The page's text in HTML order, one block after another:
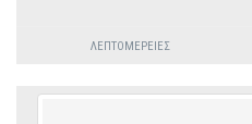
ΛΕΠΤΟΜΈΡΕΙΕΣ